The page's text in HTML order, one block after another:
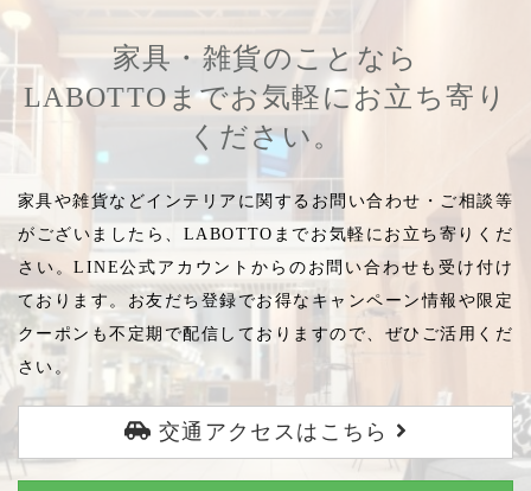
家具・雑貨のことなら
LABOTTOまでお気軽にお立ち寄り
ください。
家具や雑貨などインテリアに関するお問い合わせ・ご相談等
がございましたら、LABOTTOまでお気軽にお立ち寄りくだ
さい。LINE公式アカウントからのお問い合わせも受け付け
ております。お友だち登録でお得なキャンペーン情報や限定
クーポンも不定期で配信しておりますので、ぜひご活用くだ
さい。
交通アクセスはこちら